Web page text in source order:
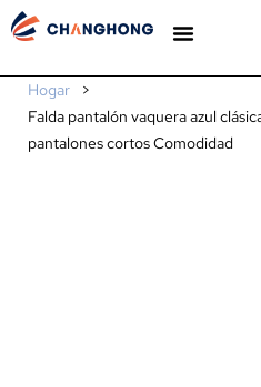
Hogar
>
Falda pantalón vaquera azul
pantalones cortos Comodidad